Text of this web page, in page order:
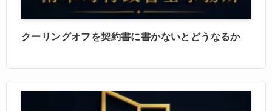
クーリングオフを契約書に書かないとどうなるか